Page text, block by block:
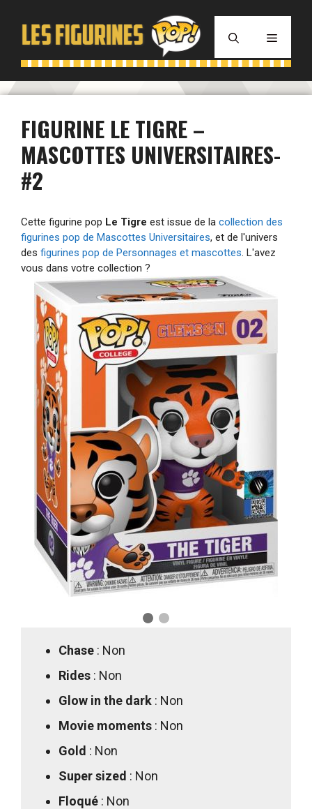
contenu
MENU
FIGURINE LE TIGRE –
MASCOTTES UNIVERSITAIRES-
#2
Cette figurine pop Le Tigre est issue de la collection des
figurines pop de Mascottes Universitaires, et de l'univers
des figurines pop de Personnages et mascottes. L'avez
vous dans votre collection ?
Chase : Non
Rides : Non
Glow in the dark : Non
Movie moments : Non
Gold : Non
Super sized : Non
Floqué : Non